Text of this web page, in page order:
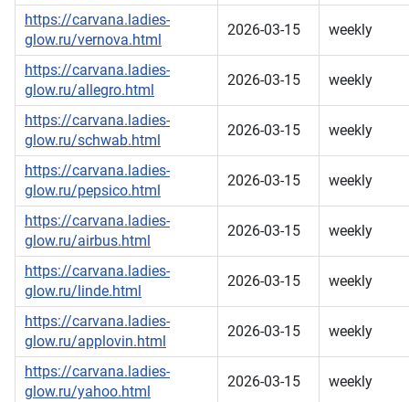
https://carvana.ladies-
glow.ru/vernova.html
2026-03-15 weekly
https://carvana.ladies-
glow.ru/allegro.html
2026-03-15 weekly
https://carvana.ladies-
glow.ru/schwab.html
2026-03-15 weekly
https://carvana.ladies-
glow.ru/pepsico.html
2026-03-15 weekly
https://carvana.ladies-
glow.ru/airbus.html
2026-03-15 weekly
https://carvana.ladies-
glow.ru/linde.html
2026-03-15 weekly
https://carvana.ladies-
glow.ru/applovin.html
2026-03-15 weekly
https://carvana.ladies-
glow.ru/yahoo.html
2026-03-15 weekly